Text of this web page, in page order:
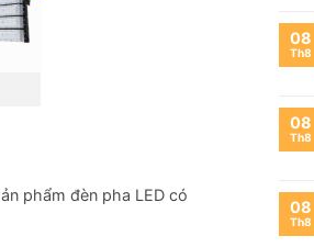
phẩm đèn pha LED có
08
Th8
08
Th8
08
Th8